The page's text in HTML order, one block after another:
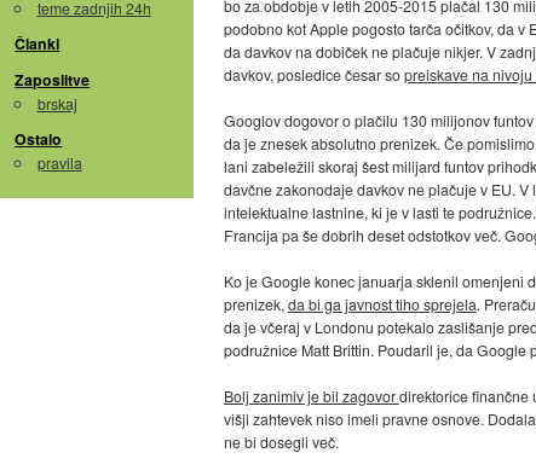
teme zadnjih 24h
Članki
Zaposlitve
brskaj
Ostalo
pravila
bo za obdobje v letih 2005-2015 plačal 130
podobno kot Apple pogosto tarča očitkov, da
da davkov na dobiček ne plačuje nikjer. V
davkov, posledice česar sopreiskave na
Googlov dogovor o plačilu 130 milijonov
da je znesek absolutno prenizek. Če
lani zabeležili skoraj šest milijard funtov
davčne zakonodaje davkov ne plačuje v EU.
intelektualne lastnine, ki je v lasti te
Francija pa še dobrih deset odstotkov več.
Ko je Google konec januarja sklenil omenjeni
prenizek, da bi ga javnost tiho sprejela.
da je včeraj v Londonu potekalo zaslišanje
podružnice Matt Brittin. Poudaril je, da Google
Bolj zanimiv je bil zagovordirektorice finančne
višji zahtevek niso imeli pravne osnove.
ne bi dosegli več.